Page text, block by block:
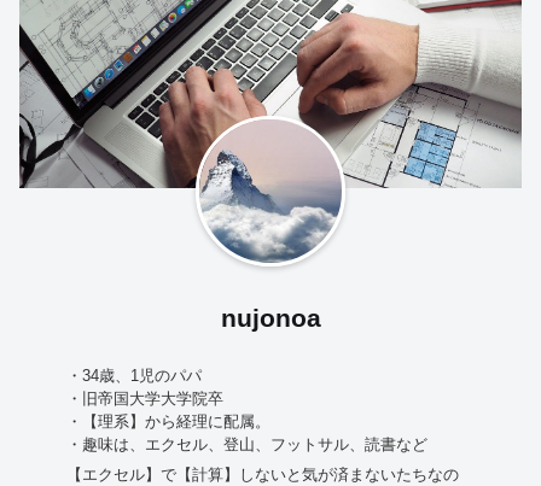
nujonoa
・34歳、1児のパパ
・旧帝国大学大学院卒
・【理系】から経理に配属。
・趣味は、エクセル、登山、フットサル、読書など
【エクセル】で【計算】しないと気が済まないたちなの